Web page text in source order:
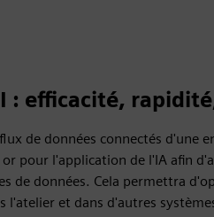
: efficacité,
de données connectés d'une
pour l'application de l'IA afin
de données. Cela permettra
l'atelier et dans d'autres